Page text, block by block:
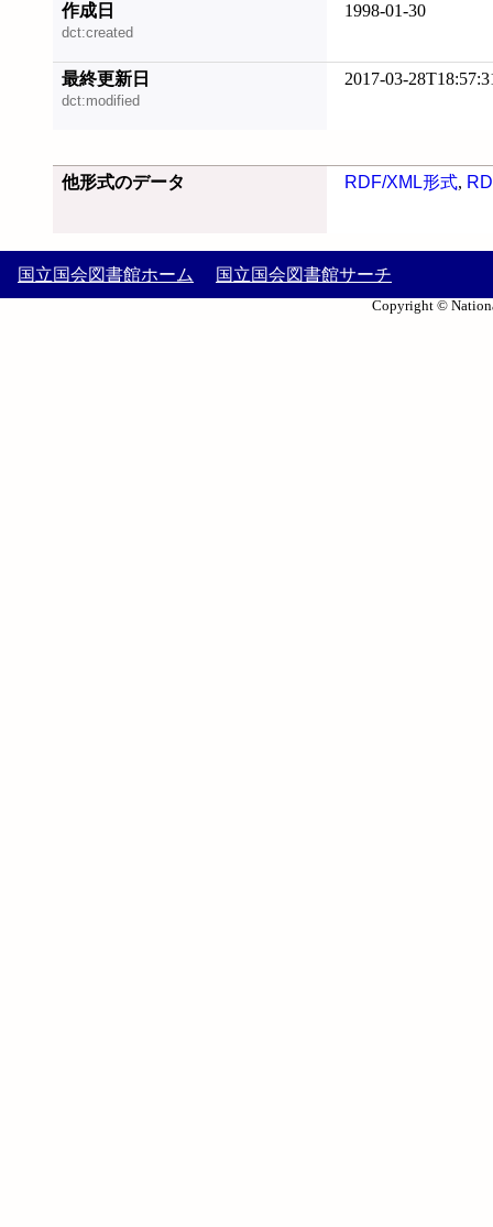
作成日
dct:created
1998-01-30
最終更新日
dct:modified
2017-03-
他形式のデータ RDF/XML形式,
国立国会図書館ホーム 国立国会図書館サーチ
Copyright ©